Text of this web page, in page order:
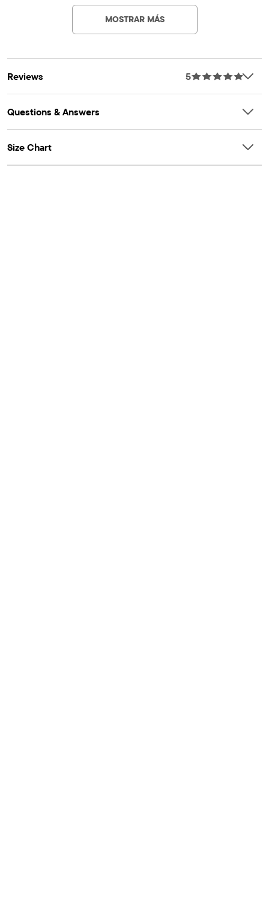
inner adjustable waist tabs
FEATURES: Our seriously softest premium denim with a
buttery hand feel, lightweight, excellent stretch & recovery,
shrinkage
MOSTRAR MÁS
Reviews 5
Questions & Answers
Size Chart